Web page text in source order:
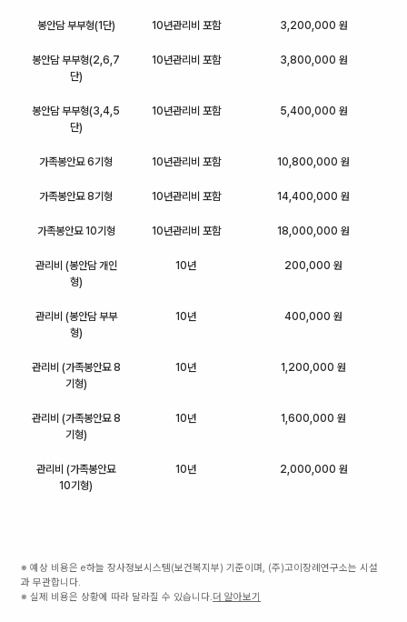
봉안담 부부형(1단) 10년관리비 포함 3,200,000 원
봉안담 부부형(2,6,7
단)
10년관리비 포함 3,800,000 원
봉안담 부부형(3,4,5
단)
10년관리비 포함 5,400,000 원
가족봉안묘 6기형 10년관리비 포함 10,800,000 원
가족봉안묘 8기형 10년관리비 포함 14,400,000 원
가족봉안묘 10기형 10년관리비 포함 18,000,000 원
관리비 (봉안담 개인
형)
10년 200,000 원
관리비 (봉안담 부부
형)
10년 400,000 원
관리비 (가족봉안묘 8
기형)
10년 1,200,000 원
관리비 (가족봉안묘 8
기형)
10년 1,600,000 원
관리비 (가족봉안묘
10기형)
10년 2,000,000 원
※ 예상 비용은 e하늘 장사정보시스템(보건복지부) 기준이며, (주)고이장례연구소는 시설
과 무관합니다.
※ 실제 비용은 상황에 따라 달라질 수 있습니다.더 알아보기